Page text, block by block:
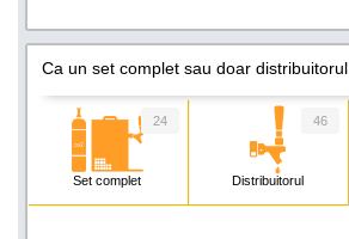
Ca un set complet sau doar distribuitorul
Set complet
24
Distribuitorul
46